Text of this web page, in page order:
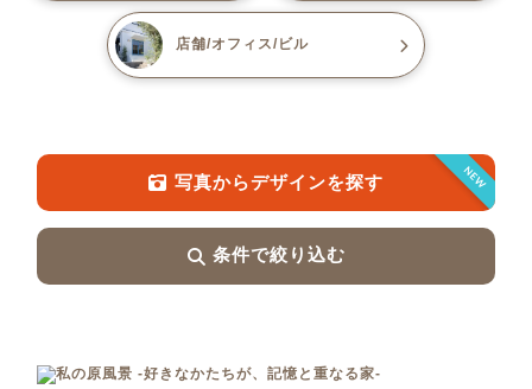
店舗/オフィス/ビル
NEW
写真からデザインを探す
条件で絞り込む